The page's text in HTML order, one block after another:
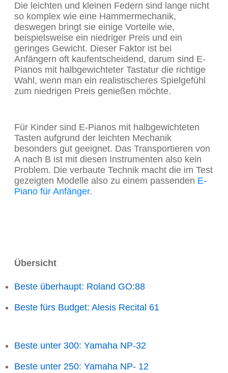
Die leichten und kleinen Federn sind lange nicht
so komplex wie eine Hammermechanik,
deswegen bringt sie einige Vorteile wie,
beispielsweise ein niedriger Preis und ein
geringes Gewicht. Dieser Faktor ist bei
Anfängern oft kaufentscheidend, darum sind E-
Pianos mit halbgewichteter Tastatur die richtige
Wahl, wenn man ein realistischeres Spielgefühl
zum niedrigen Preis genießen möchte.
Für Kinder sind E-Pianos mit halbgewichteten
Tasten aufgrund der leichten Mechanik
besonders gut geeignet. Das Transportieren von
A nach B ist mit diesen Instrumenten also kein
Problem. Die verbaute Technik macht die im Test
gezeigten Modelle also zu einem passenden E-
Piano für Anfänger.
Übersicht
Beste überhaupt: Roland GO:88
Beste fürs Budget: Alesis Recital 61
Beste unter 300: Yamaha NP-32
Beste unter 250: Yamaha NP- 12